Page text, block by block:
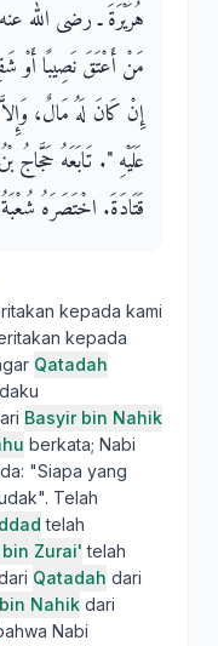
هُرَيْرَةَ ـ رضى الله
مَنْ أَعْتَقَ نَصِيبًا أَوْ
إِنْ كَانَ لَهُ مَالٌ،
عَلَيْهِ ‏"‏‏.‏ تَابَعَهُ
قَتَادَةَ‏.‏ اخْتَصَرَهُ
kepada kami
kepada
Qatadah
Basyir bin Nahik
berkata; Nabi
"Siapa yang
Telah
telah
bin Zurai' telah
Qatadah dari
Nahik dari
Nabi